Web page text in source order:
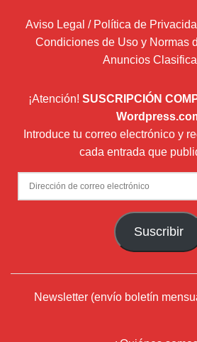
Aviso Legal / Política de
Condiciones de Uso y Normas
Anuncios
¡Atención! SUSCRIPCIÓN
Introduce tu correo electrónico y
cada entrada que
Dirección
de
Suscribir
Newsletter (envío boletín